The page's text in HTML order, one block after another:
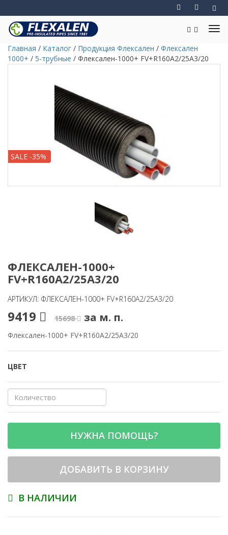
Главная / Каталог / Продукция Флексален / Флексален
1000+ / 5-трубные / Флексален-1000+ FV+R160A2/25A3/20
SALE -35%
ФЛЕКСАЛЕН-1000+
FV+R160A2/25A3/20
АРТИКУЛ: ФЛЕКСАЛЕН-1000+ FV+R160A2/25A3/20
9419 15698 за м. п.
Флексален-1000+ FV+R160A2/25A3/20
ЦВЕТ
НУЖНА ПОМОЩЬ?
ДОБАВИТЬ В КОРЗИНУ
В НАЛИЧИИ